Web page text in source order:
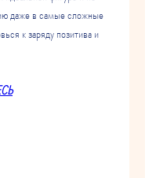
даже в самые сложные
к заряду позитива и